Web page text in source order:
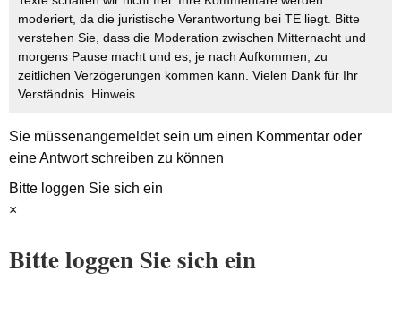
moderiert, da die juristische Verantwortung bei TE liegt. Bitte
verstehen Sie, dass die Moderation zwischen Mitternacht und
morgens Pause macht und es, je nach Aufkommen, zu
zeitlichen Verzögerungen kommen kann. Vielen Dank für Ihr
Verständnis. Hinweis
Sie müssenangemeldetsein um einen Kommentar oder
eine Antwort schreiben zu können
Bitte loggen Sie sich ein
×
Bitte loggen Sie sich ein